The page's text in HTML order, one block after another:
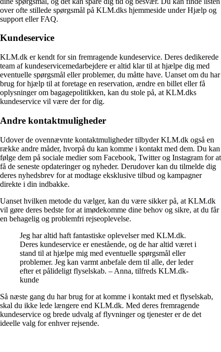
over ofte stillede spørgsmål på KLM.dks hjemmeside under Hjælp og
support eller FAQ.
Kundeservice
KLM.dk er kendt for sin fremragende kundeservice. Deres dedikerede
team af kundeservicemedarbejdere er altid klar til at hjælpe dig med
eventuelle spørgsmål eller problemer, du måtte have. Uanset om du har
brug for hjælp til at foretage en reservation, ændre en billet eller få
oplysninger om bagagepolitikken, kan du stole på, at KLM.dks
kundeservice vil være der for dig.
Andre kontaktmuligheder
Udover de ovennævnte kontaktmuligheder tilbyder KLM.dk også en
række andre måder, hvorpå du kan komme i kontakt med dem. Du kan
følge dem på sociale medier som Facebook, Twitter og Instagram for at
få de seneste opdateringer og nyheder. Derudover kan du tilmelde dig
deres nyhedsbrev for at modtage eksklusive tilbud og kampagner
direkte i din indbakke.
Uanset hvilken metode du vælger, kan du være sikker på, at KLM.dk
vil gøre deres bedste for at imødekomme dine behov og sikre, at du får
en behagelig og problemfri rejseoplevelse.
Jeg har altid haft fantastiske oplevelser med KLM.dk.
Deres kundeservice er enestående, og de har altid været i
stand til at hjælpe mig med eventuelle spørgsmål eller
problemer. Jeg kan varmt anbefale dem til alle, der leder
efter et pålideligt flyselskab. – Anna, tilfreds KLM.dk-
kunde
Så næste gang du har brug for at komme i kontakt med et flyselskab,
skal du ikke lede længere end KLM.dk. Med deres fremragende
kundeservice og brede udvalg af flyvninger og tjenester er de det
ideelle valg for enhver rejsende.